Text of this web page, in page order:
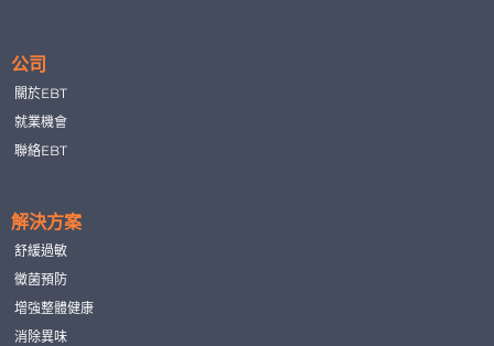
公司
關於EBT
就業機會
聯絡EBT
解決方案
舒緩過敏
黴菌預防
增強整體健康
消除異味